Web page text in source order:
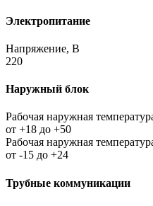
Электропитание
Напряжение, В
220
Наружный блок
Рабочая наружная
от +18 до +50
Рабочая наружная
от -15 до +24
Трубные коммуникации